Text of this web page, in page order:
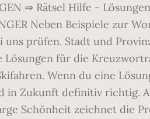
⇒ Rätsel Hilfe -
Neben Beispiele zur
prüfen. Stadt und
für die
Wenn du eine
Zukunft definitiv richtig.
Schönheit zeichnet die